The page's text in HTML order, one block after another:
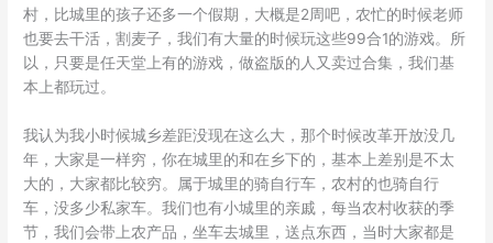
村，比城里的孩子还多一个假期，大概是2周吧，农忙的时候老师
也要去干活，割麦子，我们有大量的时候玩这些99合1的游戏。所
以，只要是任天堂上有的游戏，做盗版的人又卖过合集，我们基
本上都玩过。
我认为我小时候城乡差距没现在这么大，那个时候改革开放没几
年，大家是一样穷，你在城里的和在乡下的，基本上差别是不太
大的，大家都比较穷。属于城里的骑自行车，农村的也骑自行
车，没多少私家车。我们也有小城里的亲戚，每当农村收获的季
节，我们会带上农产品，坐车去城里，送点东西，当时大家都是